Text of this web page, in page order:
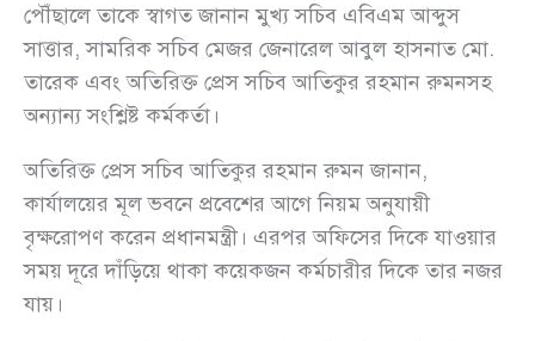
পৌঁছালে তাকে স্বাগত জানান মুখ্য সচিব এবিএম আব্দুস
সাত্তার, সামরিক সচিব মেজর জেনারেল আবুল হাসনাত মো.
তারেক এবং অতিরিক্ত প্রেস সচিব আতিকুর রহমান রুমনসহ
অন্যান্য সংশ্লিষ্ট কর্মকর্তা।
অতিরিক্ত প্রেস সচিব আতিকুর রহমান রুমন জানান,
কার্যালয়ের মূল ভবনে প্রবেশের আগে নিয়ম অনুযায়ী
বৃক্ষরোপণ করেন প্রধানমন্ত্রী। এরপর অফিসের দিকে যাওয়ার
সময় দূরে দাঁড়িয়ে থাকা কয়েকজন কর্মচারীর দিকে তার নজর
যায়।